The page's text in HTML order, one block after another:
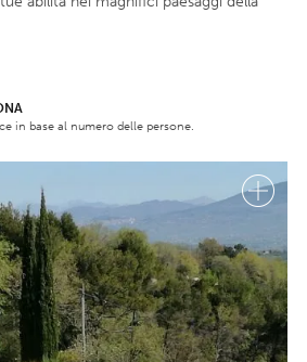
in base al numero delle persone.